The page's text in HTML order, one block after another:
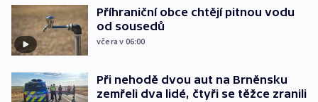
Příhraniční obce chtějí pitnou vodu
od sousedů
včera v 06:00
Při nehodě dvou aut na Brněnsku
zemřeli dva lidé, čtyři se těžce zranili